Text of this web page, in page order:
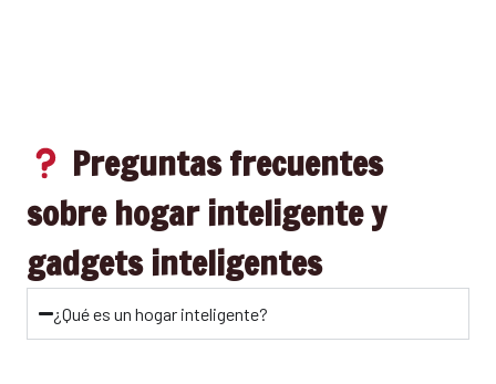
Preguntas frecuentes
sobre hogar inteligente y
gadgets inteligentes
¿Qué es un hogar inteligente?